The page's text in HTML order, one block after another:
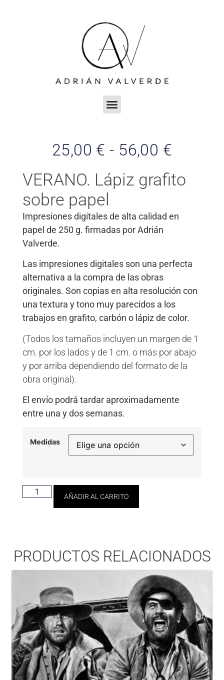
VERANO. Lápiz grafito
sobre papel
Impresiones digitales de alta calidad en
papel de 250 g. firmadas por Adrián
Valverde.
Las impresiones digitales son una perfecta
alternativa a la compra de las obras
originales. Son copias en alta resolución con
una textura y tono muy parecidos a los
trabajos en grafito, carbón o lápiz de color.
(Todos los tamaños incluyen un margen de 1
cm. por los lados y de 1 cm. o más por abajo
y por arriba dependiendo del formato de la
obra original).
El envío podrá tardar aproximadamente
entre una y dos semanas.
Medidas
AÑADIR AL CARRITO
25,00 € - 56,00 €
PRODUCTOS RELACIONADOS